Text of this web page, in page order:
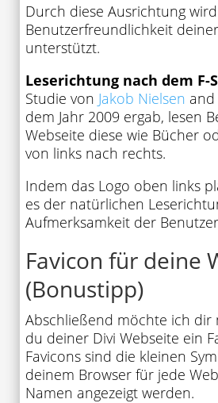
Durch diese Ausrichtung
Benutzerfreundlichkeit
unterstützt.
Leserichtung nach dem F-
Studie von Jakob Nielsen and
dem Jahr 2009 ergab, lesen
Webseite diese wie Bücher
von links nach rechts.
Indem das Logo oben links
es der natürlichen
Aufmerksamkeit der
Favicon für deine
(Bonustipp)
Abschließend möchte ich dir
du deiner Divi Webseite ein
Favicons sind die kleinen
deinem Browser für jede
Namen angezeigt werden.